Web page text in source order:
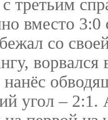
третьим
вместо
со
угол – 2:1.